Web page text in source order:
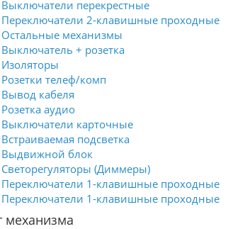
Выключатели перекрестные
Переключатели 2-клавишные проходные
Остальные механизмы
Выключатель + розетка
Изоляторы
Розетки телеф/комп
Вывод кабеля
Розетка аудио
Выключатели карточные
Встраиваемая подсветка
Выдвижной блок
Светорегуляторы (Диммеры)
Переключатели 1-клавишные проходные
Переключатели 1-клавишные проходные
механизма